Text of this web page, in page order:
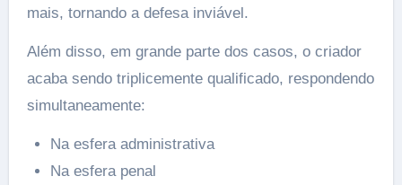
mais, tornando a defesa inviável.
Além disso, em grande parte dos casos, o criador
acaba sendo triplicemente qualificado, respondendo
simultaneamente:
Na esfera administrativa
Na esfera penal